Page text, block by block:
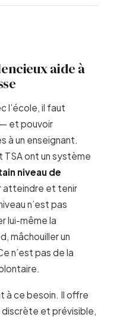
aide à
l’école, il faut
et pouvoir
à un enseignant.
TSA ont un système
niveau de
atteindre et tenir
n’est pas
lui-même la
mâchouiller un
n’est pas de la
à ce besoin. Il offre
et prévisible,